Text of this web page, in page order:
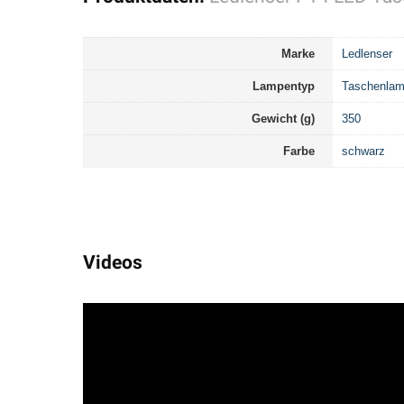
Marke Ledlenser
Lampentyp
Gewicht (g) 350
Farbe schwarz
Videos